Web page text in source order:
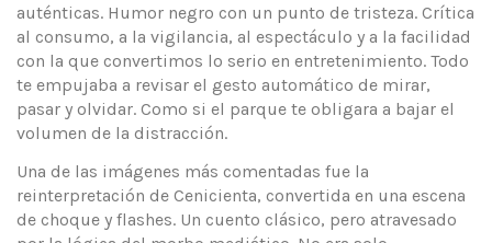
auténticas. Humor negro con un punto de tristeza. Crítica
al consumo, a la vigilancia, al espectáculo y a la facilidad
con la que convertimos lo serio en entretenimiento. Todo
te empujaba a revisar el gesto automático de mirar,
pasar y olvidar. Como si el parque te obligara a bajar el
volumen de la distracción.
Una de las imágenes más comentadas fue la
reinterpretación de Cenicienta, convertida en una escena
de choque y flashes. Un cuento clásico, pero atravesado